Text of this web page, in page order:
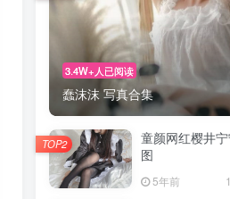
3.4W+人已阅读
蠢沫沫 写真合集
童颜网红樱井
图
5年前
TOP2